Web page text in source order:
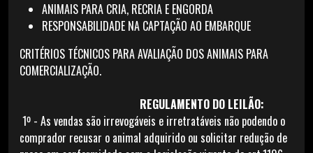
ANIMAIS PARA CRIA, RECRIA E ENGORDA
RESPONSABILIDADE NA CAPTAÇÃO AO EMBARQUE
CRITÉRIOS TÉCNICOS PARA AVALIAÇÃO DOS ANIMAIS PARA
COMERCIALIZAÇÃO.
REGULAMENTO DO LEILÃO:
1º - As vendas são irrevogáveis e irretratáveis não podendo o
comprador recusar o animal adquirido ou solicitar redução de